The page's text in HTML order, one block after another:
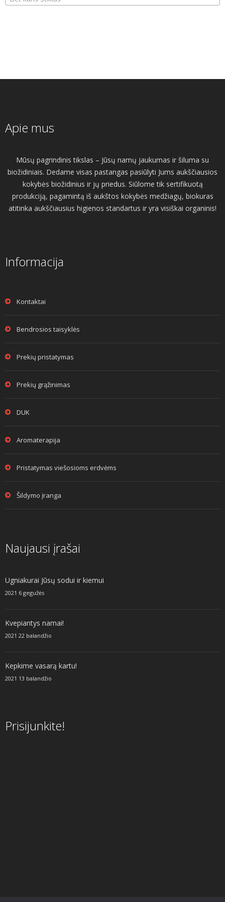
Apie mus
Mūsų pagrindinis tikslas – Jūsų namų jaukumas ir šiluma su
biožidiniais. Dedame visas pastangas pasiūlyti Jums aukščiausios
kokybės biožidinius ir jų priedus. Siūlome tik sertifikuotą
produkciją, pagamintą iš aukštos kokybės medžiagų, biokuras
atitinka aukščiausius higienos standartus ir yra visiškai organinis!
Informacija
Kontaktai
Bendrosios taisyklės
Prekių pristatymas
Prekių grąžinimas
DUK
Aromaterapija
Pristatymas viešosioms erdvėms
Šildymo įranga
Naujausi įrašai
Ugniakurai Jūsų sodui ir kiemui
2021 6 gegužės
Kvepiantys namai!
2021 22 balandžio
Kepkime vasarą kartu!
2021 13 balandžio
Prisijunkite!